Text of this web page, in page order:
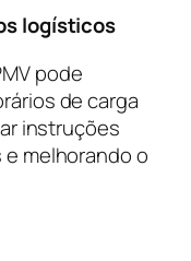
logísticos
pode
de carga
instruções
melhorando o